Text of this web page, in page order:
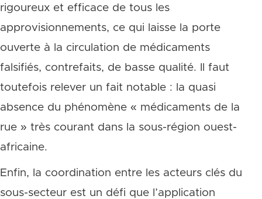
rigoureux et efficace de tous les
approvisionnements, ce qui laisse la porte
ouverte à la circulation de médicaments
falsifiés, contrefaits, de basse qualité. Il faut
toutefois relever un fait notable : la quasi
absence du phénomène « médicaments de la
rue » très courant dans la sous-région ouest-
africaine.
Enfin, la coordination entre les acteurs clés du
sous-secteur est un défi que l’application